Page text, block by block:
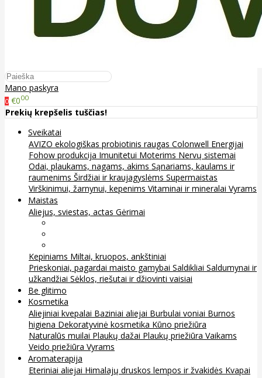
Mano paskyra
0 €000
Prekių krepšelis tuščias!
Sveikatai
AVIZO ekologiškas probiotinis raugas Colonwell Energijai
Fohow produkcija Imunitetui Moterims Nervų sistemai
Odai, plaukams, nagams, akims Sąnariams, kaulams ir
raumenims Širdžiai ir kraujagyslėms Supermaistas
Virškinimui, žarnynui, kepenims Vitaminai ir mineralai Vyrams
Maistas
Aliejus, sviestas, actas Gėrimai
Kepiniams Miltai, kruopos, ankštiniai
Prieskoniai, pagardai maisto gamybai Saldikliai Saldumynai ir
užkandžiai Sėklos, riešutai ir džiovinti vaisiai
Be glitimo
Kosmetika
Aliejiniai kvepalai Baziniai aliejai Burbulai voniai Burnos
higiena Dekoratyvinė kosmetika Kūno priežiūra
Naturalūs muilai Plaukų dažai Plaukų priežiūra Vaikams
Veido priežiūra Vyrams
Aromaterapija
Eteriniai aliejai Himalajų druskos lempos ir žvakidės Kvapai